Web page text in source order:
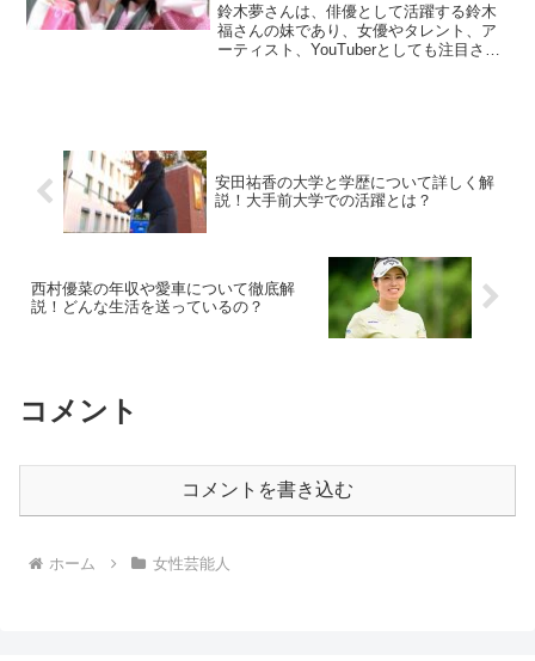
鈴木夢さんは、俳優として活躍する鈴木
福さんの妹であり、女優やタレント、ア
ーティスト、YouTuberとしても注目され
安田祐香の大学と学歴について詳しく解
説！大手前大学での活躍とは？
西村優菜の年収や愛車について徹底解
説！どんな生活を送っているの？
コメント
コメントを書き込む
ホーム 女性芸能人